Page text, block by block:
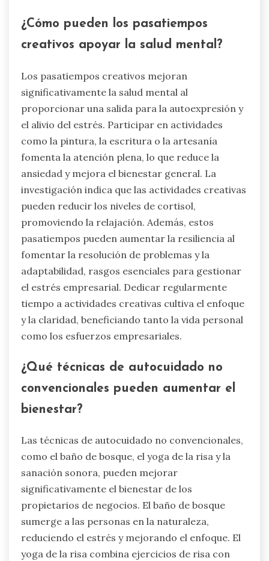
¿Cómo pueden los pasatiempos
creativos apoyar la salud mental?
Los pasatiempos creativos mejoran
significativamente la salud mental al
proporcionar una salida para la autoexpresión y
el alivio del estrés. Participar en actividades
como la pintura, la escritura o la artesanía
fomenta la atención plena, lo que reduce la
ansiedad y mejora el bienestar general. La
investigación indica que las actividades creativas
pueden reducir los niveles de cortisol,
promoviendo la relajación. Además, estos
pasatiempos pueden aumentar la resiliencia al
fomentar la resolución de problemas y la
adaptabilidad, rasgos esenciales para gestionar
el estrés empresarial. Dedicar regularmente
tiempo a actividades creativas cultiva el enfoque
y la claridad, beneficiando tanto la vida personal
como los esfuerzos empresariales.
¿Qué técnicas de autocuidado no
convencionales pueden aumentar el
bienestar?
Las técnicas de autocuidado no convencionales,
como el baño de bosque, el yoga de la risa y la
sanación sonora, pueden mejorar
significativamente el bienestar de los
propietarios de negocios. El baño de bosque
sumerge a las personas en la naturaleza,
reduciendo el estrés y mejorando el enfoque. El
yoga de la risa combina ejercicios de risa con